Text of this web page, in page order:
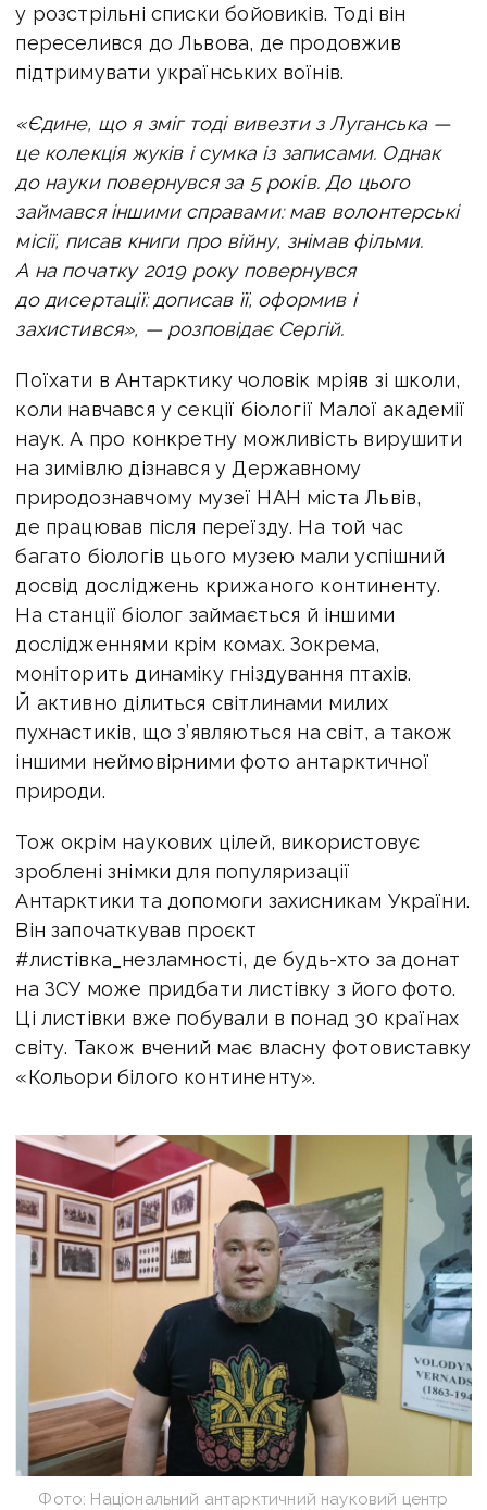
у розстрільні списки бойовиків. Тоді він
переселився до Львова, де продовжив
підтримувати українських воїнів.
«Єдине, що я зміг тоді вивезти з Луганська —
це колекція жуків і сумка із записами. Однак
до науки повернувся за 5 років. До цього
займався іншими справами: мав волонтерські
місії, писав книги про війну, знімав фільми.
А на початку 2019 року повернувся
до дисертації: дописав її, оформив і
захистився», — розповідає Сергій.
Поїхати в Антарктику чоловік мріяв зі школи,
коли навчався у секції біології Малої академії
наук. А про конкретну можливість вирушити
на зимівлю дізнався у Державному
природознавчому музеї НАН міста Львів,
де працював після переїзду. На той час
багато біологів цього музею мали успішний
досвід досліджень крижаного континенту.
На станції біолог займається й іншими
дослідженнями крім комах. Зокрема,
моніторить динаміку гніздування птахів.
Й активно ділиться світлинами милих
пухнастиків, що з’являються на світ, а також
іншими неймовірними фото антарктичної
природи.
Тож окрім наукових цілей, використовує
зроблені знімки для популяризації
Антарктики та допомоги захисникам України.
Він започаткував проєкт
#листівка_незламності, де будь-хто за донат
на ЗСУ може придбати листівку з його фото.
Ці листівки вже побували в понад 30 країнах
світу. Також вчений має власну фотовиставку
«Кольори білого континенту».
Фото: Національний антарктичний науковий центр